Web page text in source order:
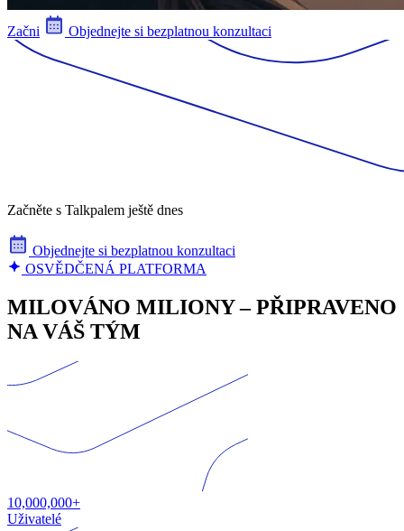
Začni Objednejte si bezplatnou konzultaci
Začněte s Talkpalem ještě dnes
Objednejte si bezplatnou konzultaci
OSVĚDČENÁ PLATFORMA
MILOVÁNO MILIONY – PŘIPRAVENO
NA VÁŠ TÝM
10,000,000+
Uživatelé